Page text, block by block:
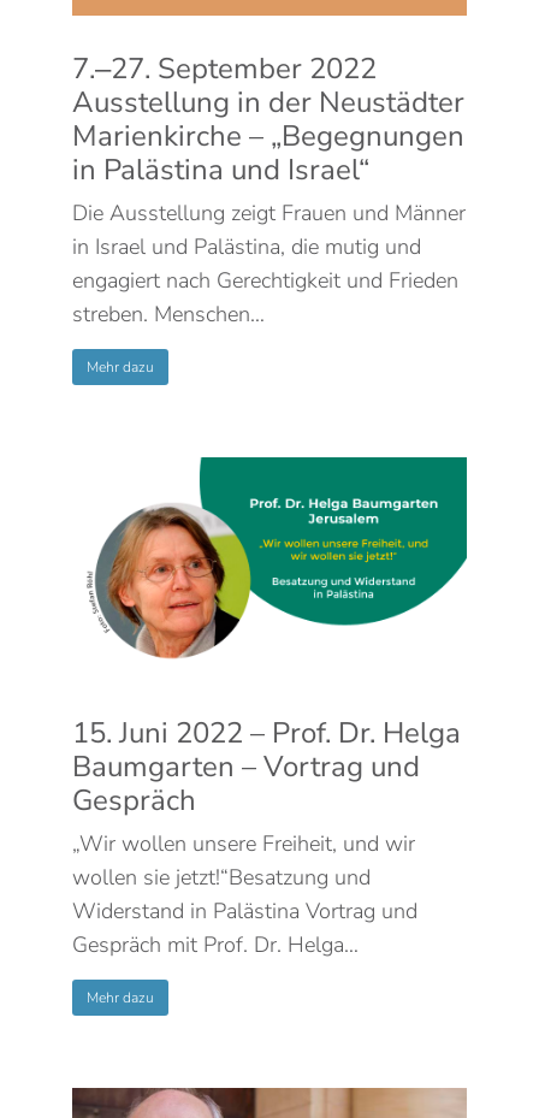
7.‒27. September 2022
Ausstellung in der Neustädter
Marienkirche – „Begegnungen
in Palästina und Israel“
Die Ausstellung zeigt Frauen und Männer
in Israel und Palästina, die mutig und
engagiert nach Gerechtigkeit und Frieden
streben. Menschen…
Mehr dazu
15. Juni 2022 – Prof. Dr. Helga
Baumgarten – Vortrag und
Gespräch
„Wir wollen unsere Freiheit, und wir
wollen sie jetzt!“Besatzung und
Widerstand in Palästina Vortrag und
Gespräch mit Prof. Dr. Helga…
Mehr dazu